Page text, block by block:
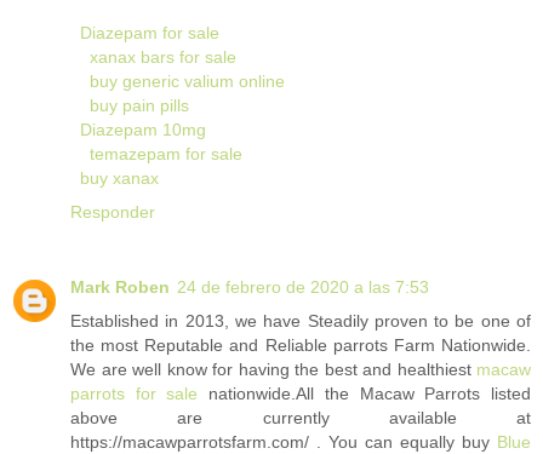
Diazepam for sale
xanax bars for sale
buy generic valium online
buy pain pills
Diazepam 10mg
temazepam for sale
buy xanax
Responder
Mark Roben 24 de febrero de 2020 a las 7:53
Established in 2013, we have Steadily proven to be one of
the most Reputable and Reliable parrots Farm Nationwide.
We are well know for having the best and healthiest macaw
parrots for sale nationwide.All the Macaw Parrots listed
above are currently available at
https://macawparrotsfarm.com/ . You can equally buy Blue